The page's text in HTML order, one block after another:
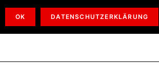
PB TRUCKING KONTAKT
OK DATENSCHUTZERKLÄRUNG